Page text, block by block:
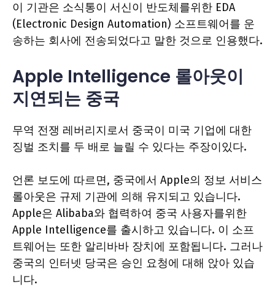
이 기관은 소식통이 서신이 반도체를위한 EDA
(Electronic Design Automation) 소프트웨어를 운
송하는 회사에 전송되었다고 말한 것으로 인용했다.
Apple Intelligence 롤아웃이
지연되는 중국
무역 전쟁 레버리지로서 중국이 미국 기업에 대한
징벌 조치를 두 배로 늘릴 수 있다는 주장이있다.
언론 보도에 따르면, 중국에서 Apple의 정보 서비스
롤아웃은 규제 기관에 의해 유지되고 있습니다.
Apple은 Alibaba와 협력하여 중국 사용자를위한
Apple Intelligence를 출시하고 있습니다. 이 소프
트웨어는 또한 알리바바 장치에 포함됩니다. 그러나
중국의 인터넷 당국은 승인 요청에 대해 앉아 있습
니다.